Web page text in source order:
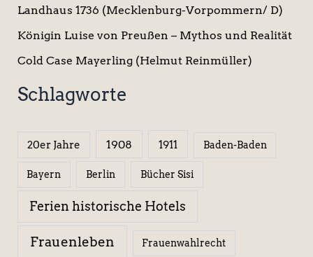
Landhaus 1736 (Mecklenburg-Vorpommern/ D)
Königin Luise von Preußen – Mythos und Realität
Cold Case Mayerling (Helmut Reinmüller)
Schlagworte
20er Jahre 1908 1911 Baden-Baden
Bayern Berlin Bücher Sisi
Ferien historische Hotels
Frauenleben Frauenwahlrecht